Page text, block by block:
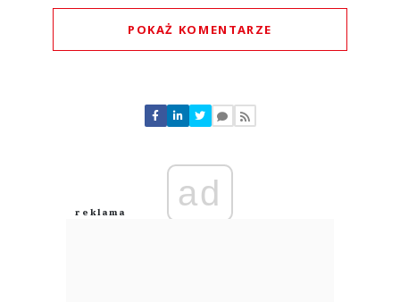
POKAŻ KOMENTARZE
Nie znaleziono komentarzy
Zostaw swoje komentarze
Anuluj
ad